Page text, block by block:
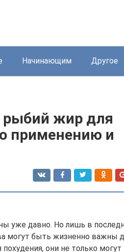
Начинающим Другое
рыбий жир для
применению и
уже давно. Но лишь в
могут быть жизненно важны
они не только могут